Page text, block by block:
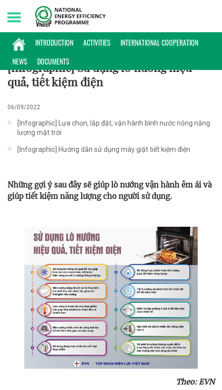
INTRODUCTION ACTIVITIES
INTERNATIONAL COOPERATION
NEWS
DOCUMENTS
Sunday, 09/08/2026 | 22:48 GMT+7
INFOGRAPHIC
[Infographic] Sử dụng lò nướng hiệu
quả, tiết kiệm điện
06/09/2022
[Infographic] Lựa chọn, lắp đặt, vận hành bình nước nóng năng
lượng mặt trời
[Infographic] Hướng dẫn sử dụng máy giặt tiết kiệm điện
Những gợi ý sau đây sẽ giúp lò nướng vận hành êm ái và
giúp tiết kiệm năng lượng cho người sử dụng.
Theo: EVN